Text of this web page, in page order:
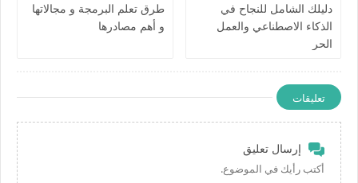
دليلك الشامل للنجاح في
الذكاء الاصطناعي والعمل
الحر
طرق تعلم البرمجة و مجالاتها
و أهم مصادرها
تعليقات
إرسال تعليق
أكتب رأيك في الموضوع.